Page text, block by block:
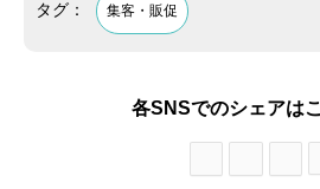
タグ： 集客・販促
各SNSでのシェアは